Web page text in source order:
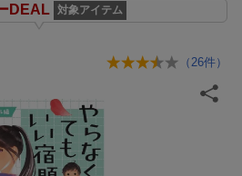
DEAL 対象アイテム
（ 26件）